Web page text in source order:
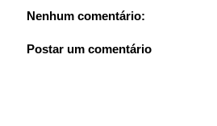
Nenhum comentário:
Postar um comentário